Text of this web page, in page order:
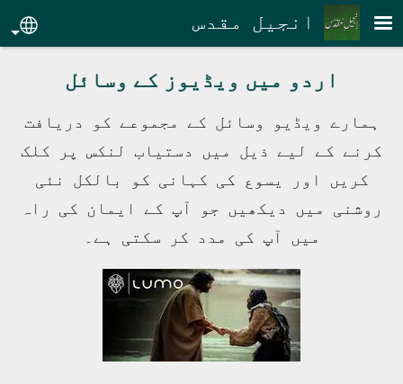
Skip to main content
انجیل مقدس
اردو میں ویڈیوز کے وسائل
ہمارے ویڈیو وسائل کے مجموعے کو دریافت
کرنے کے لیے ذیل میں دستیاب لنکس پر کلک
کریں اور یسوع کی کہانی کو بالکل نئی
روشنی میں دیکھیں جو آپ کے ایمان کی راہ
میں آپ کی مدد کر سکتی ہے۔